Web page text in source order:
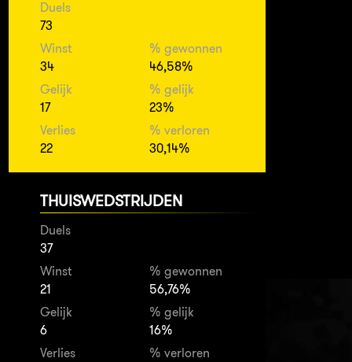
Duels
73
Winst
34
% gewonnen
46,58%
Gelijk
17
% gelijk
23%
Verlies
22
% verloren
30,14%
THUISWEDSTRIJDEN
Duels
37
Winst
21
% gewonnen
56,76%
Gelijk
6
% gelijk
16%
Verlies
% verloren